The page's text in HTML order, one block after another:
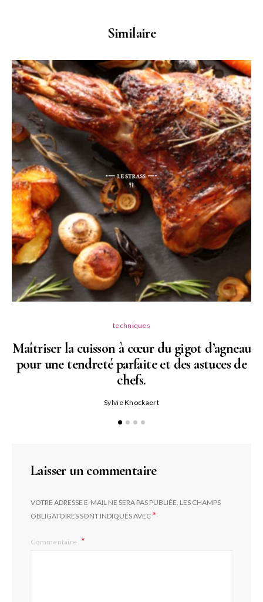
Similaire
techniques
Maîtriser la cuisson à cœur du gigot d’agneau
pour une tendreté parfaite et des astuces de
chefs.
Sylvie Knockaert
Laisser un commentaire
VOTRE ADRESSE E-MAIL NE SERA PAS PUBLIÉE. LES CHAMPS
OBLIGATOIRES SONT INDIQUÉS AVEC*
Commentaire